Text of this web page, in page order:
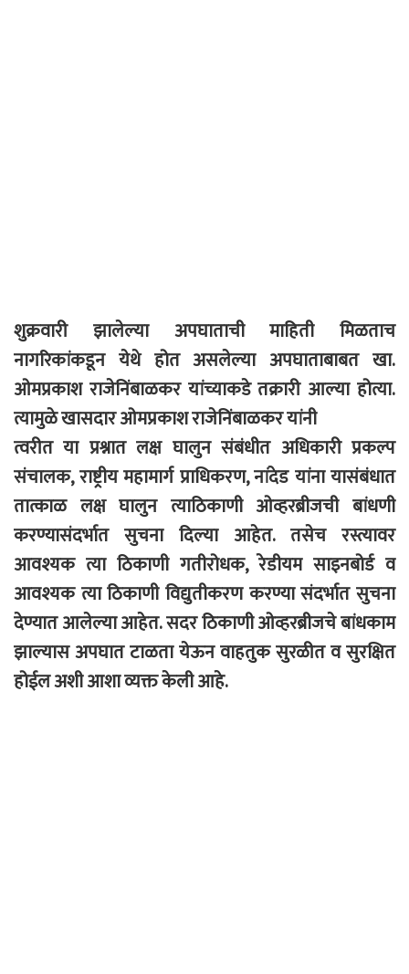
शुक्रवारी झालेल्या अपघाताची माहिती मिळताच
नागरिकांकडून येथे होत असलेल्या अपघाताबाबत खा.
ओमप्रकाश राजेनिंबाळकर यांच्याकडे तक्रारी आल्या होत्या.
त्यामुळे खासदार ओमप्रकाश राजेनिंबाळकर यांनी
त्वरीत या प्रश्नात लक्ष घालुन संबंधीत अधिकारी प्रकल्प
संचालक, राष्ट्रीय महामार्ग प्राधिकरण, नांदेड यांना यासंबंधात
तात्काळ लक्ष घालुन त्याठिकाणी ओव्हरब्रीजची बांधणी
करण्यासंदर्भात सुचना दिल्या आहेत. तसेच रस्त्यावर
आवश्यक त्या ठिकाणी गतीरोधक, रेडीयम साइनबोर्ड व
आवश्यक त्या ठिकाणी विद्युतीकरण करण्या संदर्भात सुचना
देण्यात आलेल्या आहेत. सदर ठिकाणी ओव्हरब्रीजचे बांधकाम
झाल्यास अपघात टाळता येऊन वाहतुक सुरळीत व सुरक्षित
होईल अशी आशा व्यक्त केली आहे.